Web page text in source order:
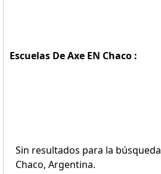
Escuelas De Axe EN Chaco :
Sin resultados para la
Chaco, Argentina.